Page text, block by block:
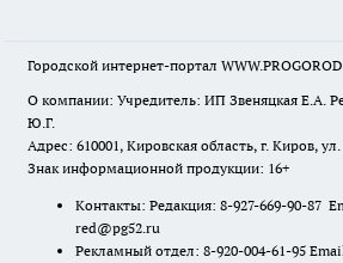
Городской интернет-портал
О компании: Учредитель: ИП Звеняцкая Е.А.
Ю.Г.
Адрес: 610001, Кировская область, г. Киров,
Знак информационной продукции: 16+
Контакты: Редакция: 8-927-669-90-87
red@pg52.ru
Рекламный отдел: 8-920-004-61-95